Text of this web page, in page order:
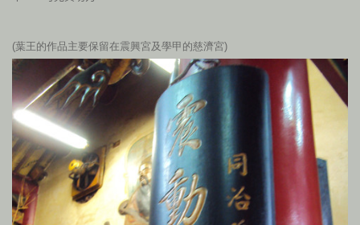
(葉王的作品主要保留在震興宮及學甲的慈濟宮)